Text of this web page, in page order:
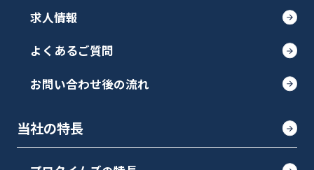
求人情報
よくあるご質問
お問い合わせ後の流れ
当社の特長